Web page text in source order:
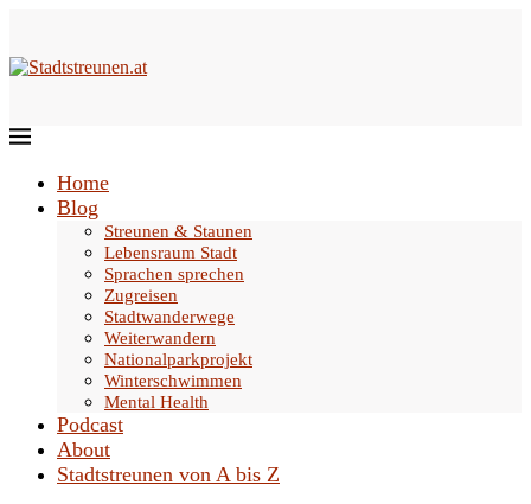
Home
Blog
Streunen & Staunen
Lebensraum Stadt
Sprachen sprechen
Zugreisen
Stadtwanderwege
Weiterwandern
Nationalparkprojekt
Winterschwimmen
Mental Health
Podcast
About
Stadtstreunen von A bis Z